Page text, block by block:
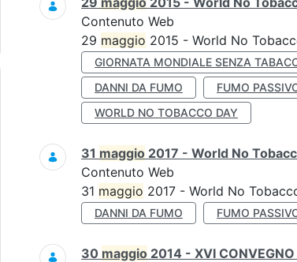
Contenuto Web
29 maggio 2015 - World No
GIORNATA MONDIALE SENZA
DANNI DA FUMO
FUMO
WORLD NO TOBACCO DAY
31 maggio 2017 - World No
Contenuto Web
31 maggio 2017 - World No
DANNI DA FUMO FUMO
30 maggio 2014 - XVI